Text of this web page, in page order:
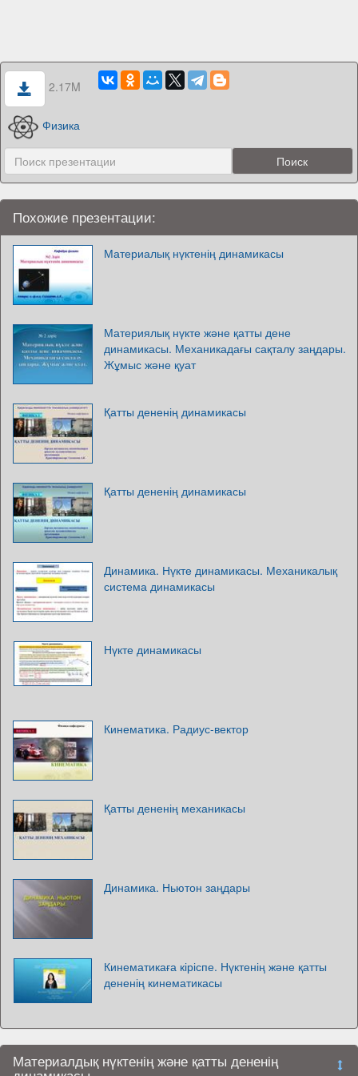
2.17M
Физика
Похожие презентации:
Материалық нүктенің динамикасы
Материялық нүкте және қатты дене
динамикасы. Механикадағы сақталу заңдары.
Жұмыс және қуат
Қатты дененің динамикасы
Қатты дененің динамикасы
Динамика. Нүкте динамикасы. Механикалық
система динамикасы
Нүкте динамикасы
Кинематика. Радиус-вектор
Қатты дененің механикасы
Динамика. Ньютон заңдары
Кинематикаға кіріспе. Нүктенің және қатты
дененің кинематикасы
Материалдық нүктенің және қатты дененің